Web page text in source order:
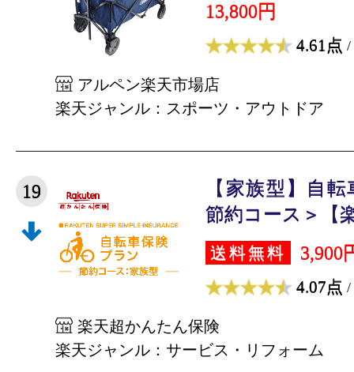
13,800円
4.61点 /
アルペン楽天市場店
楽天ジャンル：スポーツ・アウトドア
19
【家族型】自
節約コース＞【
送料無料 3,900
4.07点 /
楽天超かんたん保険
楽天ジャンル：サービス・リフォーム